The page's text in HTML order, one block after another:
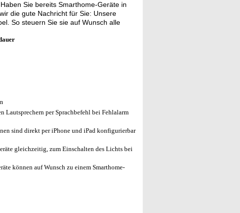
Haben Sie bereits Smarthome-Geräte in
die gute Nachricht für Sie: Unsere
So steuern Sie sie auf Wunsch alle
Lautsprechern per Sprachbefehl bei Fehlalarm
sind direkt per iPhone und iPad konfigurierbar
gleichzeitig, zum Einschalten des Lichts bei
können auf Wunsch zu einem Smarthome-